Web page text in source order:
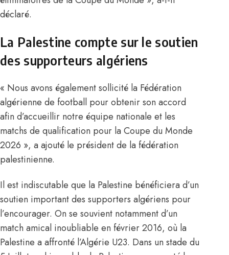
déclaré.
La Palestine compte sur le soutien
des supporteurs algériens
« Nous avons également sollicité la Fédération
algérienne de football pour obtenir son accord
afin d’accueillir notre équipe nationale et les
matchs de qualification pour la Coupe du Monde
2026 », a ajouté le président de la fédération
palestinienne.
Il est indiscutable que la Palestine bénéficiera d’un
soutien important des supporters algériens pour
l’encourager. On se souvient notamment d’un
match amical inoubliable en février 2016, où la
Palestine a affronté l’Algérie U23. Dans un stade du